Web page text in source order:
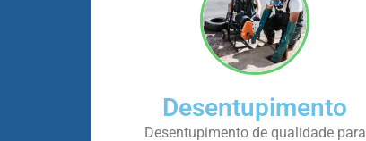
Desentupimento
Desentupimento de qualidade para